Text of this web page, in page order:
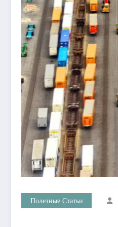
Полезные Статьи